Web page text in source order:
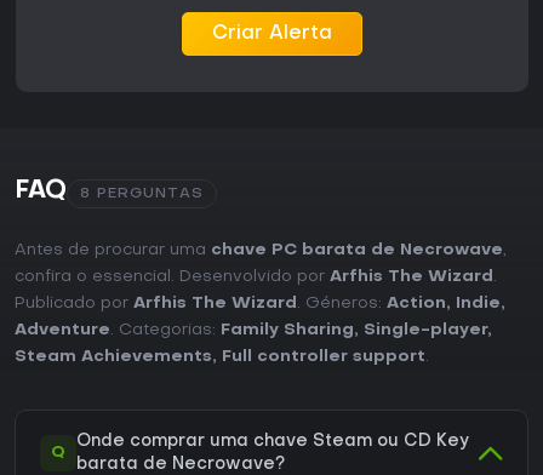
Criar Alerta
FAQ 8 PERGUNTAS
Antes de procurar uma chave PC barata de Necrowave,
confira o essencial. Desenvolvido por Arfhis The Wizard .
Publicado por Arfhis The Wizard . Géneros: Action, Indie,
Adventure. Categorias: Family Sharing, Single-player,
Steam Achievements, Full controller support.
Q
Onde comprar uma chave Steam ou CD Key
barata de Necrowave?